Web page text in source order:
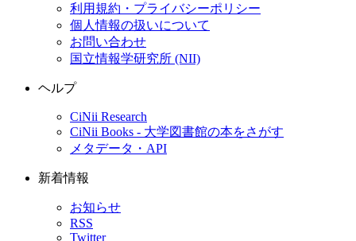
利用規約・プライバシーポリシー
個人情報の扱いについて
お問い合わせ
国立情報学研究所 (NII)
ヘルプ
CiNii Research
CiNii Books - 大学図書館の本をさがす
メタデータ・API
新着情報
お知らせ
RSS
Twitter